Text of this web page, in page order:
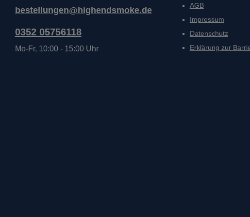
bestellungen@highendsmoke.de
0352 05756118
Mo-Fr, 10:00 - 15:00 Uhr
AGB
Impressum
Datenschutz
Erklärung zur